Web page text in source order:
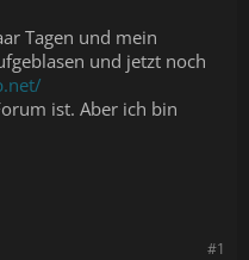
Tagen und mein
und jetzt noch
ist. Aber ich bin
#1